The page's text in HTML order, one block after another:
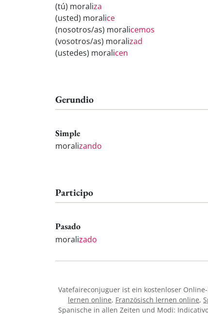
(tú) moraliza
(usted) moralice
(nosotros/as) moralicemos
(vosotros/as) moralizad
(ustedes) moralicen
Gerundio
Simple
moralizando
Participo
Pasado
moralizado
Vatefaireconjuguer ist ein kostenloser
lernen online, Französisch lernen online,
Spanische in allen Zeiten und Modi: